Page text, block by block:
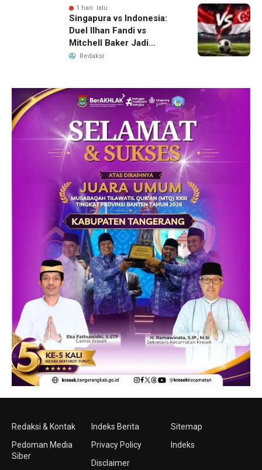
1 hari lalu
Singapura vs Indonesia:
Duel Ilhan Fandi vs
Mitchell Baker Jadi
Sorotan di Piala AFF 2026
Redaksi
Redaksi & Kontak
Pedoman Media
Siber
Indeks Berita
Privacy Policy
Disclaimer
Sitemap
Indeks